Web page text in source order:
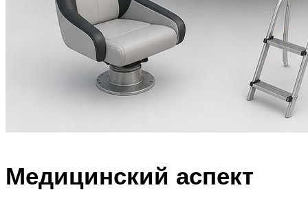
Медицинский аспект